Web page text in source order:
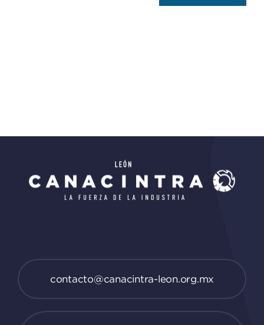
contacto@canacintra-leon.org.mx